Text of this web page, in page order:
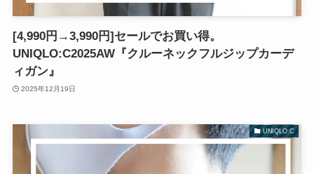
[4,990円→3,990円]セールでお買い得。
UNIQLO:C2025AW『クルーネックフルジップカーデ
ィガン』
2025年12月19日
UNIQLO:C